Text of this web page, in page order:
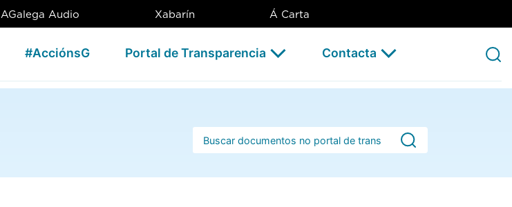
AGalega Audio Xabarín Á Carta
#AcciónsG Portal de Transparencia Contacta
Barra de busca